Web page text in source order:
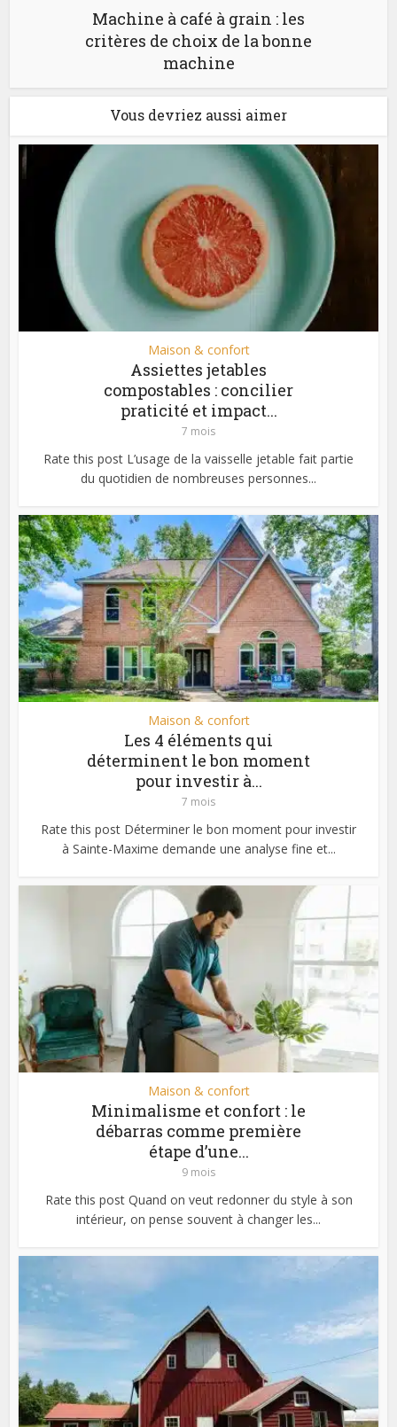
Machine à café à grain : les
critères de choix de la bonne
machine
Vous devriez aussi aimer
Maison & confort
Assiettes jetables
compostables : concilier
praticité et impact...
7 mois
Rate this post L’usage de la vaisselle jetable fait partie
du quotidien de nombreuses personnes...
Maison & confort
Les 4 éléments qui
déterminent le bon moment
pour investir à...
7 mois
Rate this post Déterminer le bon moment pour investir
à Sainte-Maxime demande une analyse fine et...
Maison & confort
Minimalisme et confort : le
débarras comme première
étape d’une...
9 mois
Rate this post Quand on veut redonner du style à son
intérieur, on pense souvent à changer les...